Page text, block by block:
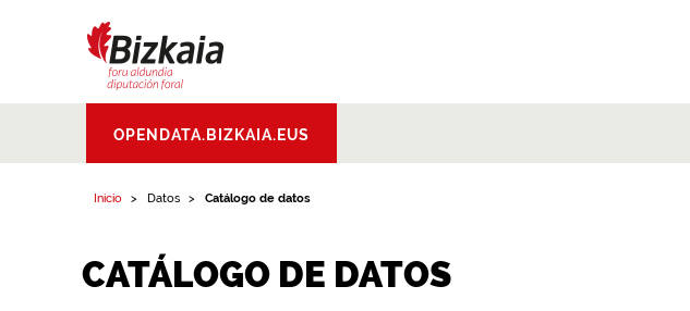
Aldundia.Diputacion
Foral de Bizkaia
OPENDATA.BIZKAIA.EUS
Inicio Datos Catálogo de datos
CATÁLOGO DE DATOS